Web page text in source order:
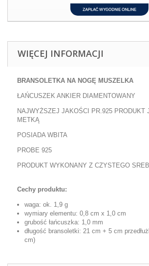
WIĘCEJ INFORMACJI
BRANSOLETKA NA NOGĘ MUSZELKA
ŁAŃCUSZEK ANKIER DIAMENTOWANY
NAJWYŻSZEJ JAKOŚCI PR.925 PRODUKT
METKĄ
POSIADA WBITA
PROBE 925
PRODUKT WYKONANY Z CZYSTEGO
Cechy produktu:
waga: ok. 1,9 g
wymiary elementu: 0,8 cm x 1,0 cm
grubość łańcuszka: 1,0 mm
długość bransoletki: 21 cm + 5 cm
cm)